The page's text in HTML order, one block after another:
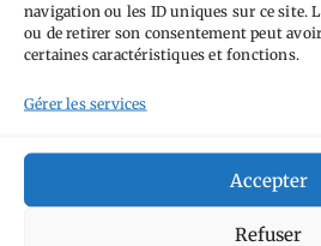
navigation ou les ID uniques sur ce site.
ou de retirer son consentement peut
certaines caractéristiques et fonctions.
Gérer les services
Accepter
Refuser
Tags
Anti tourisme
perchéCircuitDanemark
Academy Hauts-de-France Hébergement